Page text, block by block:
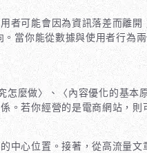
可能會因為資訊落差而離
當你能從數據與使用者行為
怎麼做〉、〈內容優化的基本
若你經營的是電商網站，
心位置。接著，從高流量